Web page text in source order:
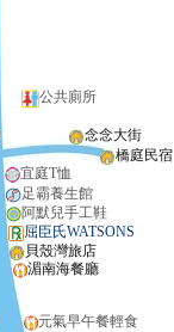
公共廁所
念念大街
宜庭T恤
足霸養生館
屈臣氏WATSONS
湄南海餐廳
元氣早午餐輕食
橋庭民宿
貝殼灣旅店
阿默兒手工鞋